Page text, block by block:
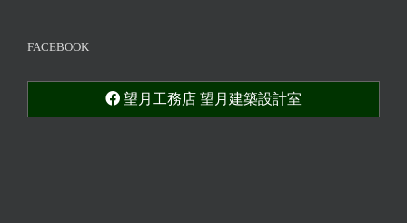
FACEBOOK
望月工務店 望月建築設計室